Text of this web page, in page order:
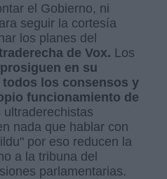
el Gobierno, ni
seguir la cortesía
los planes del
de Vox. Los
en su
los consensos y
funcionamiento de
ultraderechistas
nada que hablar con
por eso reducen la
a la tribuna del
parlamentarias.